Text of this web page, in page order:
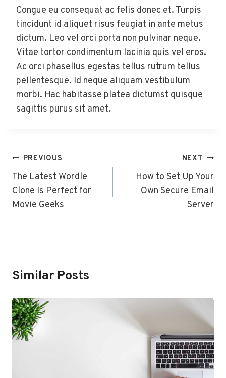
Congue eu consequat ac felis donec et. Turpis
tincidunt id aliquet risus feugiat in ante metus
dictum. Leo vel orci porta non pulvinar neque.
Vitae tortor condimentum lacinia quis vel eros.
Ac orci phasellus egestas tellus rutrum tellus
pellentesque. Id neque aliquam vestibulum
morbi. Hac habitasse platea dictumst quisque
sagittis purus sit amet.
Post
Navigation
PREVIOUS
The Latest Wordle
Clone Is Perfect for
Movie Geeks
NEXT
How to Set Up Your
Own Secure Email
Server
Similar Posts